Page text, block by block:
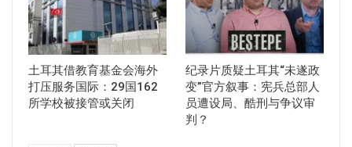
土耳其借教育基金会海外
打压服务国际：29国162
所学校被接管或关闭
纪录片质疑土耳其“未遂政
变”官方叙事：宪兵总部人
员遭设局、酷刑与争议审
判？